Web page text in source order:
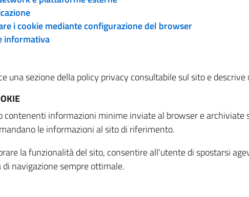
i cookie mediante configurazione del browser
informativa
una sezione della policy privacy consultabile sul sito e
contenenti informazioni minime inviate al browser e
le informazioni al sito di riferimento.
la funzionalità del sito, consentire all'utente di spostarsi
navigazione sempre ottimale.